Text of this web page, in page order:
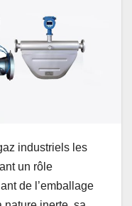
industriels les
un rôle
de l’emballage